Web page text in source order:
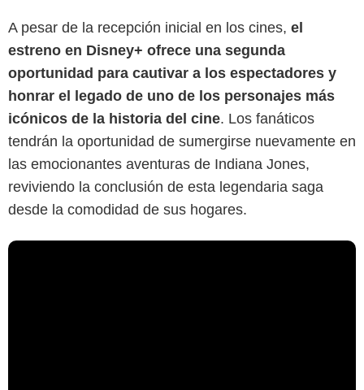
A pesar de la recepción inicial en los cines, el
estreno en Disney+ ofrece una segunda
oportunidad para cautivar a los espectadores y
honrar el legado de uno de los personajes más
icónicos de la historia del cine. Los fanáticos
tendrán la oportunidad de sumergirse nuevamente en
las emocionantes aventuras de Indiana Jones,
reviviendo la conclusión de esta legendaria saga
desde la comodidad de sus hogares.